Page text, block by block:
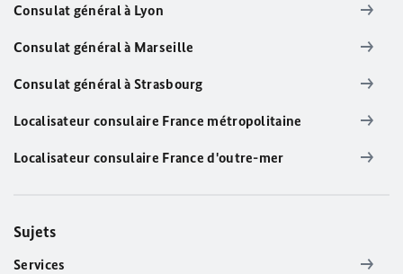
Consulat général à Lyon
Consulat général à Marseille
Consulat général à Strasbourg
Localisateur consulaire France métropolitaine
Localisateur consulaire France d'outre-mer
Sujets
Services